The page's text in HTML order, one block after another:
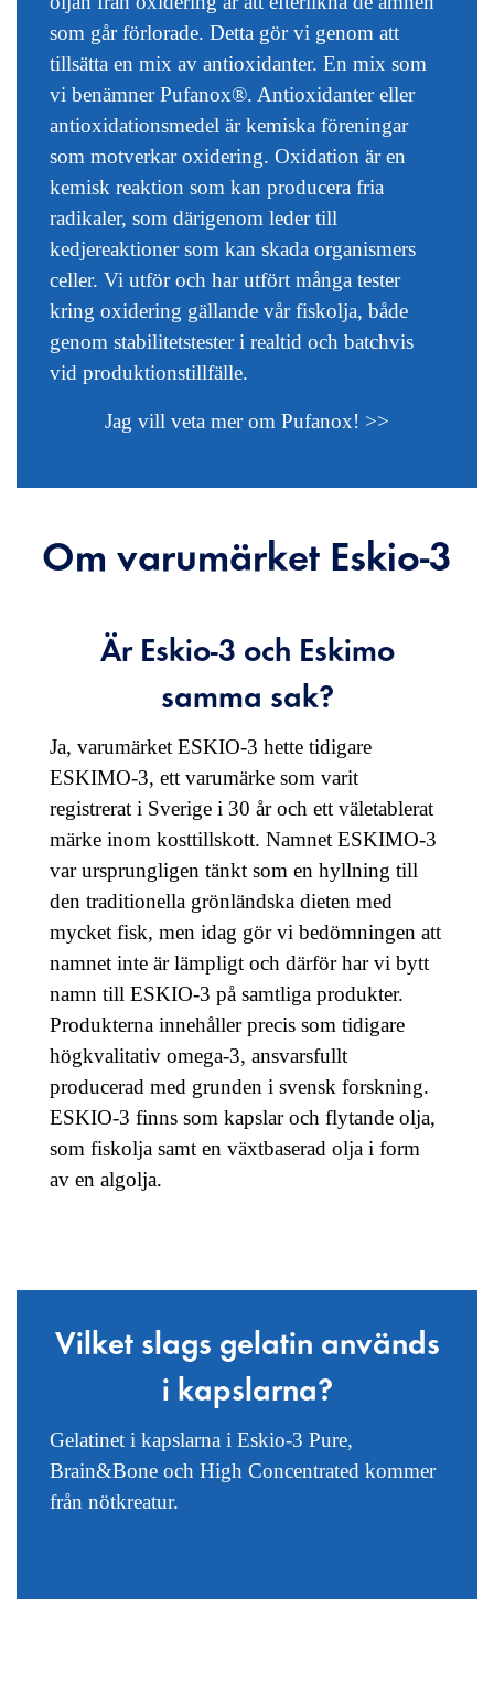
som går förlorade. Detta gör vi genom att
tillsätta en mix av antioxidanter. En mix som
vi benämner Pufanox®. Antioxidanter eller
antioxidationsmedel är kemiska föreningar
som motverkar oxidering. Oxidation är en
kemisk reaktion som kan producera fria
radikaler, som därigenom leder till
kedjereaktioner som kan skada organismers
celler. Vi utför och har utfört många tester
kring oxidering gällande vår fiskolja, både
genom stabilitetstester i realtid och batchvis
vid produktionstillfälle.
Jag vill veta mer om Pufanox! >>
Om varumärket Eskio-3
Är Eskio-3 och Eskimo
samma sak?
Ja, varumärket ESKIO-3 hette tidigare
ESKIMO-3, ett varumärke som varit
registrerat i Sverige i 30 år och ett väletablerat
märke inom kosttillskott. Namnet ESKIMO-3
var ursprungligen tänkt som en hyllning till
den traditionella grönländska dieten med
mycket fisk, men idag gör vi bedömningen att
namnet inte är lämpligt och därför har vi bytt
namn till ESKIO-3 på samtliga produkter.
Produkterna innehåller precis som tidigare
högkvalitativ omega-3, ansvarsfullt
producerad med grunden i svensk forskning.
ESKIO-3 finns som kapslar och flytande olja,
som fiskolja samt en växtbaserad olja i form
av en algolja.
Vilket slags gelatin används
i kapslarna?
Gelatinet i kapslarna i Eskio-3 Pure,
Brain&Bone och High Concentrated kommer
från nötkreatur.